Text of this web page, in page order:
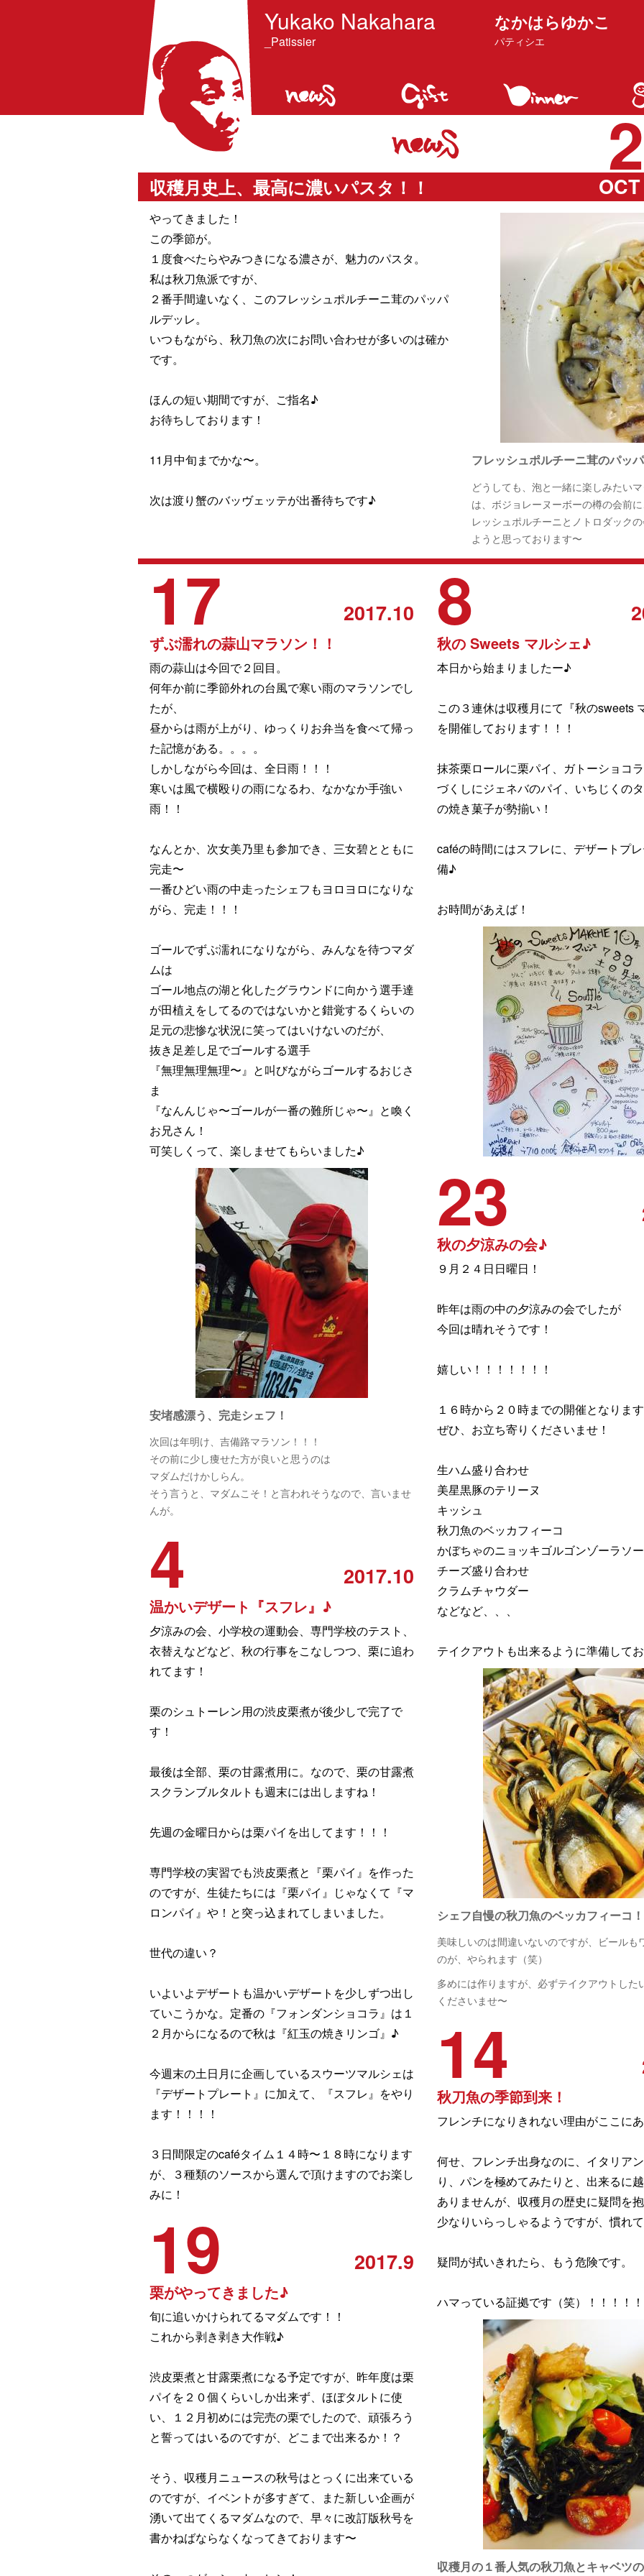
Yukako Nakahara
_Patissier
なかはらゆかこ
パティシエ
収穫月史上、最高に濃いパスタ！！
やってきました！
この季節が。
１度食べたらやみつきになる濃さが、魅力のパスタ。
私は秋刀魚派ですが、
２番手間違いなく、このフレッシュポルチーニ茸のパッパ
ルデッレ。
いつもながら、秋刀魚の次にお問い合わせが多いのは確か
です。
ほんの短い期間ですが、ご指名♪
お待ちしております！
11月中旬までかな〜。
次は渡り蟹のバッヴェッテが出番待ちです♪
フレッシュポルチーニ茸のパッ
どうしても、泡と一緒に楽しみたい
は、ボジョレーヌーボーの樽の会前
レッシュポルチーニとノトロダック
ようと思っております〜
ずぶ濡れの蒜山マラソン！！
2017.10
17
雨の蒜山は今回で２回目。
何年か前に季節外れの台風で寒い雨のマラソンでし
たが、
昼からは雨が上がり、ゆっくりお弁当を食べて帰っ
た記憶がある。。。。
しかしながら今回は、全日雨！！！
寒いは風で横殴りの雨になるわ、なかなか手強い
雨！！
なんとか、次女美乃里も参加でき、三女碧とともに
完走〜
一番ひどい雨の中走ったシェフもヨロヨロになりな
がら、完走！！！
ゴールでずぶ濡れになりながら、みんなを待つマダ
ムは
ゴール地点の湖と化したグラウンドに向かう選手達
が田植えをしてるのではないかと錯覚するくらいの
足元の悲惨な状況に笑ってはいけないのだが、
抜き足差し足でゴールする選手
『無理無理無理〜』と叫びながらゴールするおじさ
ま
『なんんじゃ〜ゴールが一番の難所じゃ〜』と喚く
お兄さん！
可笑しくって、楽しませてもらいました♪
安堵感漂う、完走シェフ！
次回は年明け、吉備路マラソン！！！
その前に少し痩せた方が良いと思うのは
マダムだけかしらん。
そう言うと、マダムこそ！と言われそうなので、言いませ
んが。
温かいデザート『スフレ』♪
2017.10
4
夕涼みの会、小学校の運動会、専門学校のテスト、
衣替えなどなど、秋の行事をこなしつつ、栗に追わ
れてます！
栗のシュトーレン用の渋皮栗煮が後少しで完了で
す！
最後は全部、栗の甘露煮用に。なので、栗の甘露煮
スクランブルタルトも週末には出しますね！
先週の金曜日からは栗パイを出してます！！！
専門学校の実習でも渋皮栗煮と『栗パイ』を作った
のですが、生徒たちには『栗パイ』じゃなくて『マ
ロンパイ』や！と突っ込まれてしまいました。
世代の違い？
いよいよデザートも温かいデザートを少しずつ出し
ていこうかな。定番の『フォンダンショコラ』は１
２月からになるので秋は『紅玉の焼きリンゴ』♪
今週末の土日月に企画しているスウーツマルシェは
『デザートプレート』に加えて、『スフレ』をやり
ます！！！！
３日間限定のcaféタイム１４時〜１８時になります
が、３種類のソースから選んで頂けますのでお楽し
みに！
栗がやってきました♪
2017.9
19
旬に追いかけられてるマダムです！！
これから剥き剥き大作戦♪
渋皮栗煮と甘露栗煮になる予定ですが、昨年度は栗
パイを２０個くらいしか出来ず、ほぼタルトに使
い、１２月初めには完売の栗でしたので、頑張ろう
と誓ってはいるのですが、どこまで出来るか！？
そう、収穫月ニュースの秋号はとっくに出来ている
のですが、イベントが多すぎて、また新しい企画が
湧いて出てくるマダムなので、早々に改訂版秋号を
書かねばならなくなってきております〜
秋の Sweets マルシェ♪
8
本日から始まりましたー♪
この３連休は収穫月にて『秋のsweets
を開催しております！！！
抹茶栗ロールに栗パイ、ガトーショコ
づくしにジェネバのパイ、いちじくの
の焼き菓子が勢揃い！
caféの時間にはスフレに、デザートプ
備♪
お時間があえば！
秋の夕涼みの会♪
23
９月２４日日曜日！
昨年は雨の中の夕涼みの会でしたが
今回は晴れそうです！
嬉しい！！！！！！！
１６時から２０時までの開催となりま
ぜひ、お立ち寄りくださいませ！
生ハム盛り合わせ
美星黒豚のテリーヌ
キッシュ
秋刀魚のベッカフィーコ
かぼちゃのニョッキゴルゴンゾーラソ
チーズ盛り合わせ
クラムチャウダー
などなど、、、
テイクアウトも出来るように準備して
シェフ自慢の秋刀魚のベッカフィーコ！
美味しいのは間違いないのですが、ビールも
のが、やられます（笑）
多めには作りますが、必ずテイクアウトした
くださいませ〜
秋刀魚の季節到来！
14
フレンチになりきれない理由がここに
何せ、フレンチ出身なのに、イタリア
り、パンを極めてみたりと、出来るに
ありませんが、収穫月の歴史に疑問を
少なりいらっしゃるようですが、慣れ
疑問が拭いきれたら、もう危険です。
ハマっている証拠です（笑）！！！！！
収穫月の１番人気の秋刀魚とキャベツ